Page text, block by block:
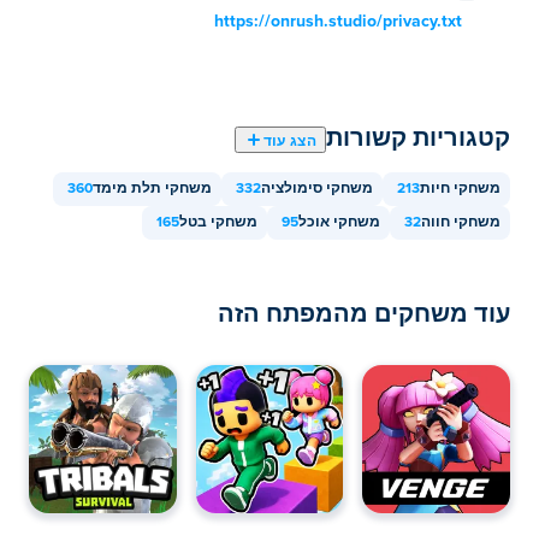
https://onrush.studio/privacy.txt
קטגוריות קשורות הצג עוד
משחקי חיות213 משחקי סימולציה332 משחקי תלת מימד360
משחקי חווה32 משחקי אוכל95 משחקי בטל165
עוד משחקים מהמפתח הזה